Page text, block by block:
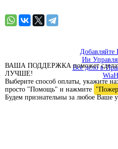
Ии
Всё дело в
ВАША ПОДДЕРЖКА поможет
ЛУЧШЕ!
Выберите способ оплаты, укажите
просто "Помощь" и нажмите
Будем признательны за любое Ваше